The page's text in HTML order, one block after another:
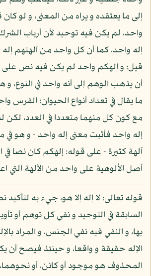
إلى ما يعتقده و يراه من المعنى، و لو كان
واحد، لم يكن فيه توحيد لأن أرباب
إله واحد، كما أن كل واحد من آلهتهم إله
قيل: و إلهكم واحد لم يكن فيه نص على
أن يذهب الوهم إلى أنه واحد في النوع، و
ما يقال في تعداد أنواع الحيوان: الفرس
مع كون كل منهما متعددا في العدد، لكن
إله واحد فأثبت معنى إله واحد - و هو في
آلهة كثيرة - على قوله: إلهكم كان نصا
أصل الألوهية على واحد من الآلهة التي
قوله تعالى: لا إله إلا هو، جيء به
السابقة في التوحيد و نفي كل توهم أو
بها، و النفي فيه نفي الجنس، و المراد
الإله حقيقة و واقعا، و حينئذ فيصح أن
المحذوف هو موجود أو كائن، أو نحوهما،